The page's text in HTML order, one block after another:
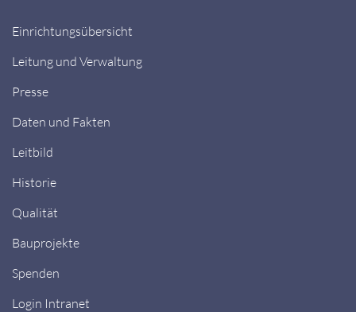
Einrichtungsübersicht
Leitung und Verwaltung
Presse
Daten und Fakten
Leitbild
Historie
Qualität
Bauprojekte
Spenden
Login Intranet